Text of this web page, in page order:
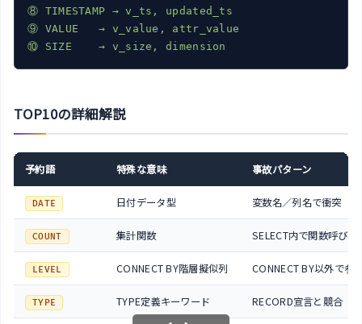
⑧ TIMESTAMP → v_ts,
updated_ts
⑨ VALUE → v_value,
attr_value
⑩
SIZE → v_size, dimension
TOP10の詳細解説
予約語 特殊な意味 事故パターン
DATE 日付データ型 変数名／列名で衝突
COUNT 集計関数 SELECT内で関数呼び出
LEVEL CONNECT BY階層擬似列 CONNECT BY以外で参
TYPE TYPE定義キーワード RECORD宣言と競合